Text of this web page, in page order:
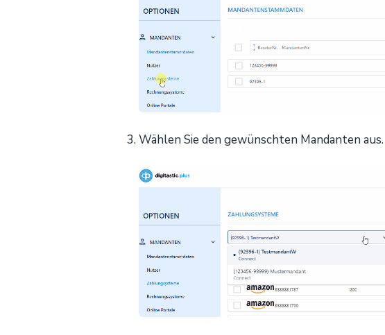
Wählen Sie den gewünschten Mandanten aus.